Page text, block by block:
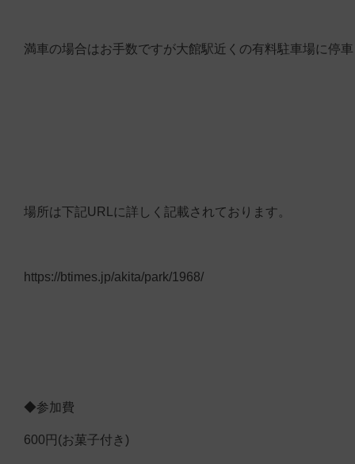
満車の場合はお手数ですが大館駅近くの有料駐車場に停
場所は下記URLに詳しく記載されております。
https://btimes.jp/akita/park/1968/
◆参加費
600円(お菓子付き)